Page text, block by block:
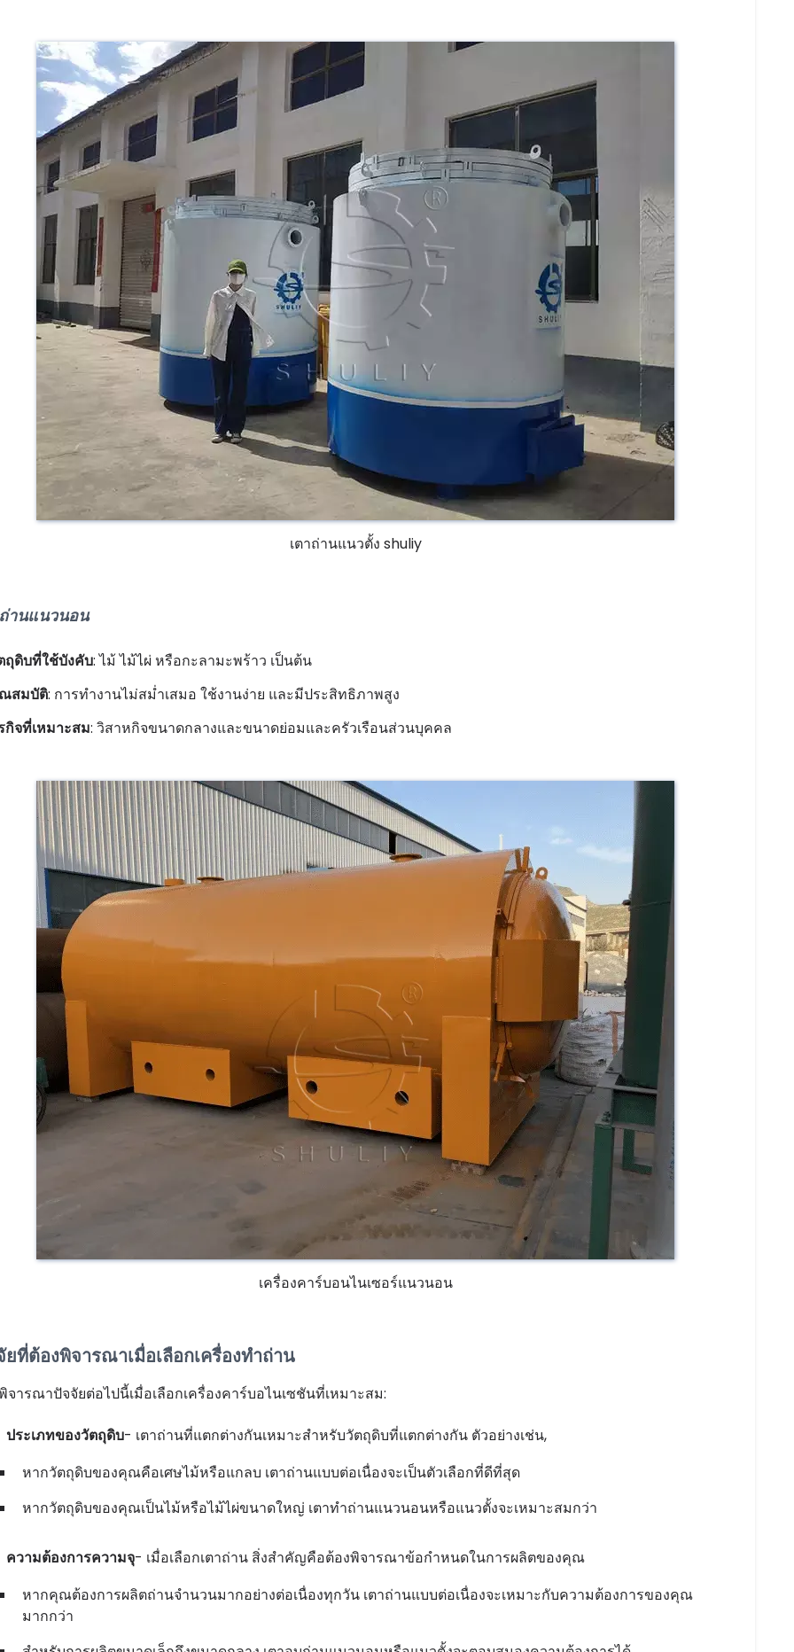
เตาถ่านแนวตั้ง shuliy
านแนวนอน
ถุดิบที่ใช้บังคับ: ไม้ ไม้ไผ่ หรือกะลามะพร้าว เป็นต้น
สมบัติ: การทำงานไม่สม่ำเสมอ ใช้งานง่าย และมีประสิทธิภาพสูง
กิจที่เหมาะสม: วิสาหกิจขนาดกลางและขนาดย่อมและครัวเรือนส่วนบุคคล
เครื่องคาร์บอนไนเซอร์แนวนอน
ยที่ต้องพิจารณาเมื่อเลือกเครื่องทำถ่าน
จารณาปัจจัยต่อไปนี้เมื่อเลือกเครื่องคาร์บอไนเซชันที่เหมาะสม:
ประเภทของวัตถุดิบ- เตาถ่านที่แตกต่างกันเหมาะสำหรับวัตถุดิบที่แตกต่างกัน ตัวอย่างเช่น,
หากวัตถุดิบของคุณคือเศษไม้หรือแกลบ เตาถ่านแบบต่อเนื่องจะเป็นตัวเลือกที่ดีที่สุด
หากวัตถุดิบของคุณเป็นไม้หรือไม้ไผ่ขนาดใหญ่ เตาทำถ่านแนวนอนหรือแนวตั้งจะเหมาะสมกว่า
ความต้องการความจุ- เมื่อเลือกเตาถ่าน สิ่งสำคัญคือต้องพิจารณาข้อกำหนดในการผลิตของคุณ
หากคุณต้องการผลิตถ่านจำนวนมากอย่างต่อเนื่องทุกวัน เตาถ่านแบบต่อเนื่องจะเหมาะกับความต้องการของคุณ
มากกว่า